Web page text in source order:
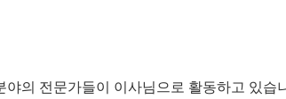
의 전문가들이 이사님으로 활동하고 있